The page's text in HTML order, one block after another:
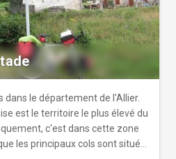
dans le département de l'Allier.
est le territoire le plus élevé du
c'est dans cette zone
les principaux cols sont situés.